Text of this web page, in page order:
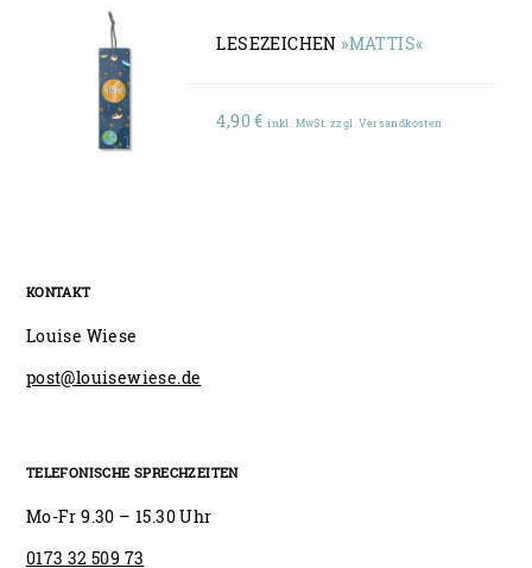
LESEZEICHEN »MATTIS«
4,90€ inkl. MwSt. zzgl. Versandkosten
KONTAKT
Louise Wiese
post@louisewiese.de
TELEFONISCHE SPRECHZEITEN
Mo-Fr 9.30 – 15.30 Uhr
0173 32 509 73